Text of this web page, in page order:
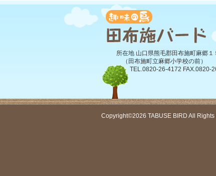
所在地 山口県熊毛郡田布施町麻郷１
（田布施町立麻郷小学校の前）
TEL.0820-26-4172 FAX.0820-
Copyright©2026 TABUSE BIRD All Rights